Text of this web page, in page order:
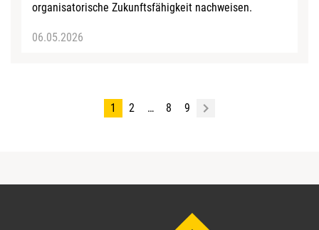
organisatorische Zukunftsfähigkeit nachweisen.
06.05.2026
1 2 … 8 9